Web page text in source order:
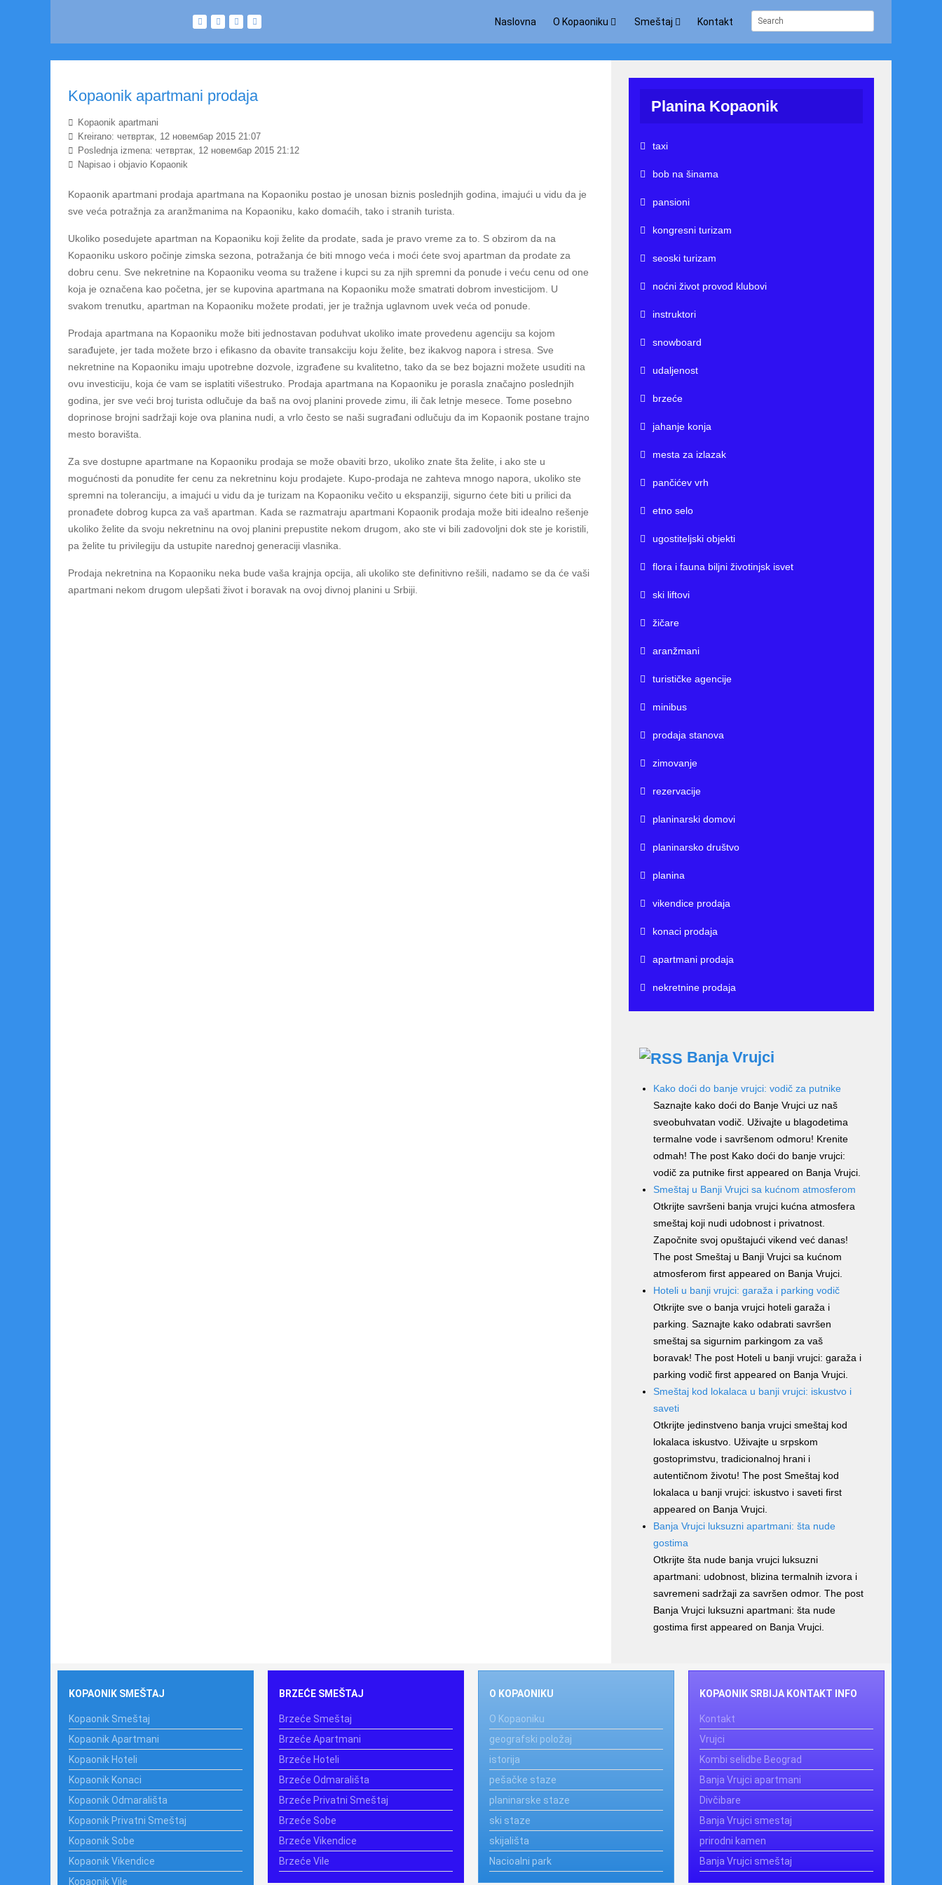
Naslovna O Kopaoniku Smeštaj Kontakt
Kopaonik apartmani prodaja
Kopaonik apartmani
Kreirano: четвртак, 12 новембар 2015 21:07
Poslednja izmena: четвртак, 12 новембар 2015 21:12
Napisao i objavio Kopaonik
Kopaonik apartmani prodaja apartmana na Kopaoniku postao je unosan biznis poslednjih godina, imajući u vidu da je
sve veća potražnja za aranžmanima na Kopaoniku, kako domaćih, tako i stranih turista.
Ukoliko posedujete apartman na Kopaoniku koji želite da prodate, sada je pravo vreme za to. S obzirom da na
Kopaoniku uskoro počinje zimska sezona, potražanja će biti mnogo veća i moći ćete svoj apartman da prodate za
dobru cenu. Sve nekretnine na Kopaoniku veoma su tražene i kupci su za njih spremni da ponude i veću cenu od one
koja je označena kao početna, jer se kupovina apartmana na Kopaoniku može smatrati dobrom investicijom. U
svakom trenutku, apartman na Kopaoniku možete prodati, jer je tražnja uglavnom uvek veća od ponude.
Prodaja apartmana na Kopaoniku može biti jednostavan poduhvat ukoliko imate provedenu agenciju sa kojom
sarađujete, jer tada možete brzo i efikasno da obavite transakciju koju želite, bez ikakvog napora i stresa. Sve
nekretnine na Kopaoniku imaju upotrebne dozvole, izgrađene su kvalitetno, tako da se bez bojazni možete usuditi na
ovu investiciju, koja će vam se isplatiti višestruko. Prodaja apartmana na Kopaoniku je porasla značajno poslednjih
godina, jer sve veći broj turista odlučuje da baš na ovoj planini provede zimu, ili čak letnje mesece. Tome posebno
doprinose brojni sadržaji koje ova planina nudi, a vrlo često se naši sugrađani odlučuju da im Kopaonik postane trajno
mesto boravišta.
Za sve dostupne apartmane na Kopaoniku prodaja se može obaviti brzo, ukoliko znate šta želite, i ako ste u
mogućnosti da ponudite fer cenu za nekretninu koju prodajete. Kupo-prodaja ne zahteva mnogo napora, ukoliko ste
spremni na toleranciju, a imajući u vidu da je turizam na Kopaoniku večito u ekspanziji, sigurno ćete biti u prilici da
pronađete dobrog kupca za vaš apartman. Kada se razmatraju apartmani Kopaonik prodaja može biti idealno rešenje
ukoliko želite da svoju nekretninu na ovoj planini prepustite nekom drugom, ako ste vi bili zadovoljni dok ste je koristili,
pa želite tu privilegiju da ustupite narednoj generaciji vlasnika.
Prodaja nekretnina na Kopaoniku neka bude vaša krajnja opcija, ali ukoliko ste definitivno rešili, nadamo se da će vaši
apartmani nekom drugom ulepšati život i boravak na ovoj divnoj planini u Srbiji.
Planina Kopaonik
taxi
bob na šinama
pansioni
kongresni turizam
seoski turizam
noćni život provod klubovi
instruktori
snowboard
udaljenost
brzeće
jahanje konja
mesta za izlazak
pančićev vrh
etno selo
ugostiteljski objekti
flora i fauna biljni životinjsk isvet
ski liftovi
žičare
aranžmani
turističke agencije
minibus
prodaja stanova
zimovanje
rezervacije
planinarski domovi
planinarsko društvo
planina
vikendice prodaja
konaci prodaja
apartmani prodaja
nekretnine prodaja
Banja Vrujci
Kako doći do banje vrujci: vodič za putnike
Saznajte kako doći do Banje Vrujci uz naš
sveobuhvatan vodič. Uživajte u blagodetima
termalne vode i savršenom odmoru! Krenite
odmah! The post Kako doći do banje vrujci:
vodič za putnike first appeared on Banja Vrujci.
Smeštaj u Banji Vrujci sa kućnom atmosferom
Otkrijte savršeni banja vrujci kućna atmosfera
smeštaj koji nudi udobnost i privatnost.
Započnite svoj opuštajući vikend već danas!
The post Smeštaj u Banji Vrujci sa kućnom
atmosferom first appeared on Banja Vrujci.
Hoteli u banji vrujci: garaža i parking vodič
Otkrijte sve o banja vrujci hoteli garaža i
parking. Saznajte kako odabrati savršen
smeštaj sa sigurnim parkingom za vaš
boravak! The post Hoteli u banji vrujci: garaža i
parking vodič first appeared on Banja Vrujci.
Smeštaj kod lokalaca u banji vrujci: iskustvo i
saveti
Otkrijte jedinstveno banja vrujci smeštaj kod
lokalaca iskustvo. Uživajte u srpskom
gostoprimstvu, tradicionalnoj hrani i
autentičnom životu! The post Smeštaj kod
lokalaca u banji vrujci: iskustvo i saveti first
appeared on Banja Vrujci.
Banja Vrujci luksuzni apartmani: šta nude
gostima
Otkrijte šta nude banja vrujci luksuzni
apartmani: udobnost, blizina termalnih izvora i
savremeni sadržaji za savršen odmor. The post
Banja Vrujci luksuzni apartmani: šta nude
gostima first appeared on Banja Vrujci.
KOPAONIK SMEŠTAJ
Kopaonik Smeštaj
Kopaonik Apartmani
Kopaonik Hoteli
Kopaonik Konaci
Kopaonik Odmarališta
Kopaonik Privatni Smeštaj
Kopaonik Sobe
Kopaonik Vikendice
Kopaonik Vile
BRZEĆE SMEŠTAJ
Brzeće Smeštaj
Brzeće Apartmani
Brzeće Hoteli
Brzeće Odmarališta
Brzeće Privatni Smeštaj
Brzeće Sobe
Brzeće Vikendice
Brzeće Vile
O KOPAONIKU
O Kopaoniku
geografski položaj
istorija
pešačke staze
planinarske staze
ski staze
skijališta
Nacioalni park
KOPAONIK SRBIJA KONTAKT INFO
Kontakt
Vrujci
Kombi selidbe Beograd
Banja Vrujci apartmani
Divčibare
Banja Vrujci smestaj
prirodni kamen
Banja Vrujci smeštaj